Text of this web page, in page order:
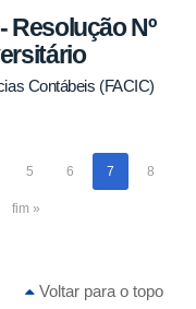
Resolução Nº
Contábeis (FACIC)
5 6 7 8
fim »
Voltar para o topo